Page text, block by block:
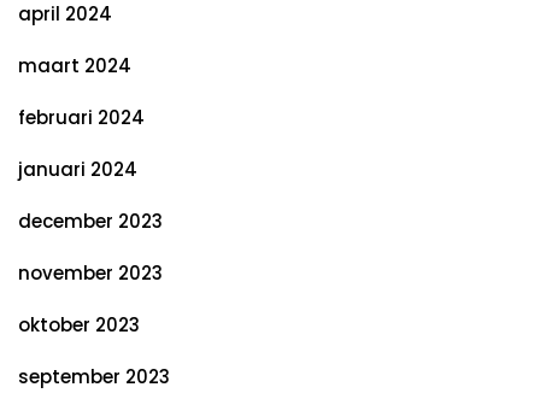
april 2024
maart 2024
februari 2024
januari 2024
december 2023
november 2023
oktober 2023
september 2023